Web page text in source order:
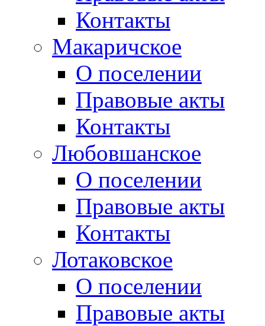
Контакты
Макаричское
О поселении
Правовые акты
Контакты
Любовшанское
О поселении
Правовые акты
Контакты
Лотаковское
О поселении
Правовые акты